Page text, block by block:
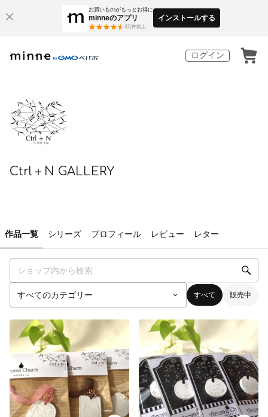
お買いものがもっとお得に
minneのアプリ
3万件以上
インストールする
ログイン
Ctrl＋N GALLERY
作品一覧 シリーズ プロフィール レビュー レター
すべて 販売中